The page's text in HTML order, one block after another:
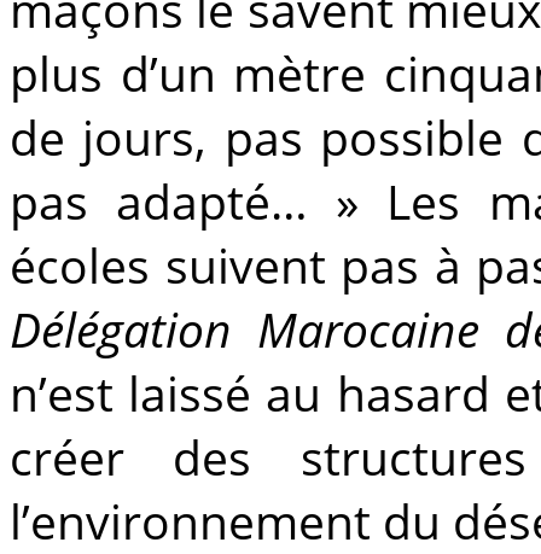
plus d’un mètre
de jours, pas possible
pas adapté… » Les
écoles suivent pas à
Délégation Marocaine
n’est laissé au hasard
créer des
l’environnement du